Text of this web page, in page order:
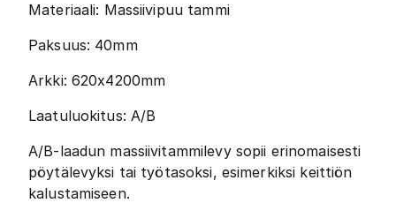
Materiaali: Massiivipuu tammi
Paksuus: 40mm
Arkki: 620x4200mm
Laatuluokitus: A/B
A/B-laadun massiivitammilevy sopii erinomaisesti
pöytälevyksi tai työtasoksi, esimerkiksi keittiön
kalustamiseen.